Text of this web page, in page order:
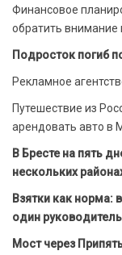
Финансовое
обратить
Подросток погиб
Рекламное
Путешествие из
арендовать авто в
В Бресте на пять
нескольких
Взятки как норма:
один
Мост через